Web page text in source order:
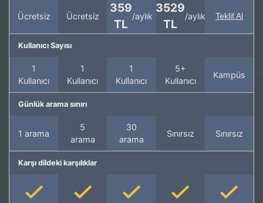
Ücretsiz Ücretsiz
359
TL
/aylık
3529
TL
/aylık Teklif Al
Kullanıcı Sayısı
1
Kullanıcı
1
Kullanıcı
1
Kullanıcı
5+
Kullanıcı
Kampüs
Günlük arama sınırı
1 arama
5
arama
30
arama
Sınırsız Sınırsız
Karşı dildeki karşılıklar